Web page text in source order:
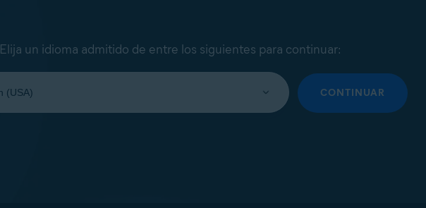
Elija un idioma admitido de entre los siguientes para continuar:
CONTINUAR